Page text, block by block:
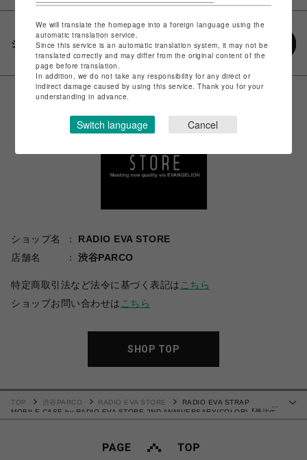
シェアする
ショップ名
RADIO EVA STORE
店舗名
渋谷PARCO
特定商取引法など法令に基づく表記は こちら
ショップお問い合わせは こちら
SHOP TOP
TOP 渋谷PARCO RADIO EVA STORE
RADIO EVA STRAP
MOBILE CASE by RADIO EVA STORE 2ND ANNIVERSARY(COLOR)【受注生
産商品（ご注文から40～60日でお届け予定）】
We will translate the homepage into a foreign language using the
automatic translation service.
Since this service is an automatic translation system, it may not be
translated correctly and may differ from the original content of the
page before translation.
In addition, we do not take any responsibility for any direct or
indirect damage caused by using this service. Thank you for your
understanding in advance.
Switch language Cancel